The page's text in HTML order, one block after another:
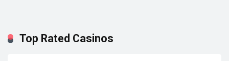
Top Rated Casinos